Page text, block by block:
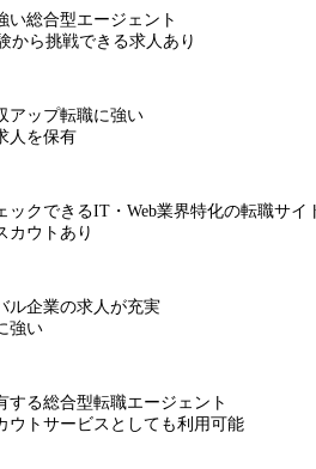
い総合型エージェント
から挑戦できる求人あり
アップ転職に強い
人を保有
ックできるIT・Web業界特化の転職サイ
カウトあり
ル企業の求人が充実
強い
する総合型転職エージェント
ウトサービスとしても利用可能